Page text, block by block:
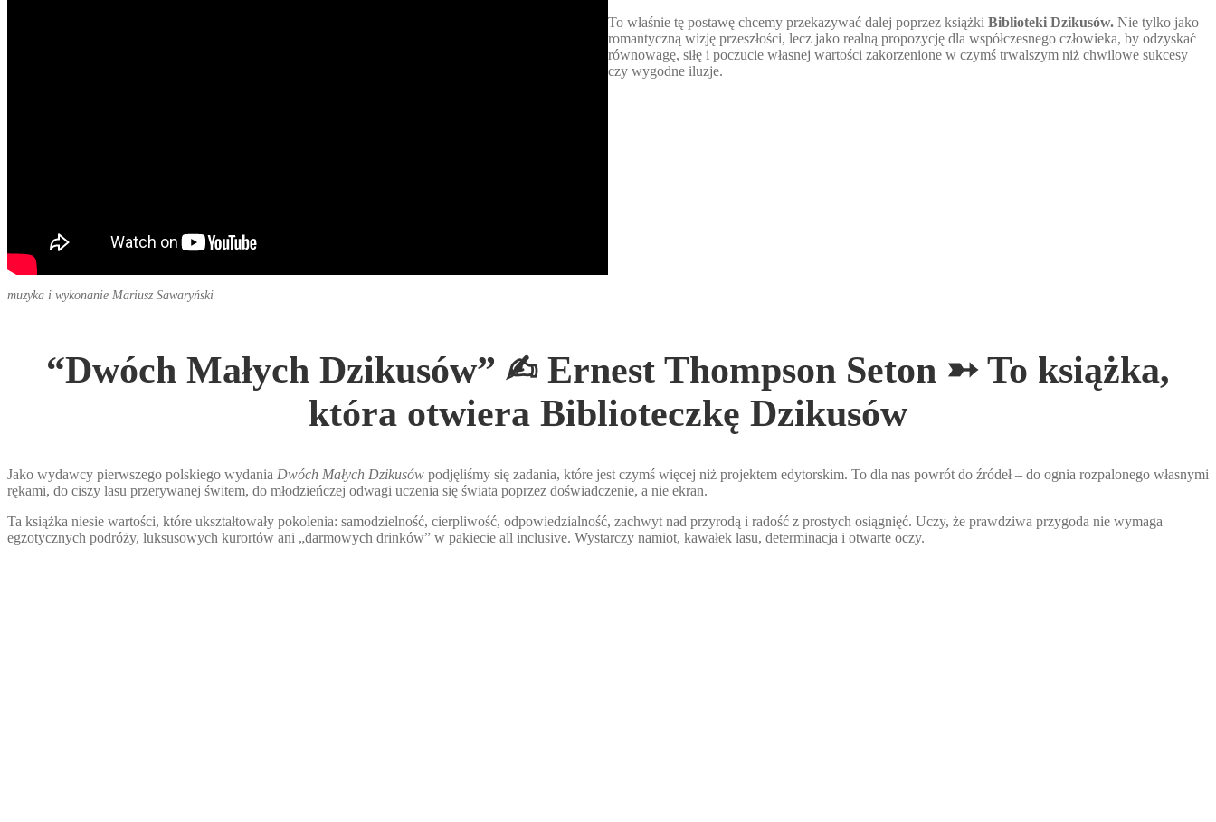
muzyka i wykonanie Mariusz Sawaryński
To właśnie tę postawę chcemy przekazywać dalej poprzez książki Biblioteki Dzikusów. Nie tylko jako
romantyczną wizję przeszłości, lecz jako realną propozycję dla współczesnego człowieka, by odzyskać
równowagę, siłę i poczucie własnej wartości zakorzenione w czymś trwalszym niż chwilowe sukcesy
czy wygodne iluzje.
“Dwóch Małych Dzikusów” ✍︎ Ernest Thompson Seton ➳ To książka,
która otwiera Biblioteczkę Dzikusów
Jako wydawcy pierwszego polskiego wydania Dwóch Małych Dzikusów podjęliśmy się zadania, które jest czymś więcej niż projektem edytorskim. To dla nas powrót do źródeł – do ognia rozpalonego własnymi
rękami, do ciszy lasu przerywanej świtem, do młodzieńczej odwagi uczenia się świata poprzez doświadczenie, a nie ekran.
Ta książka niesie wartości, które ukształtowały pokolenia: samodzielność, cierpliwość, odpowiedzialność, zachwyt nad przyrodą i radość z prostych osiągnięć. Uczy, że prawdziwa przygoda nie wymaga
egzotycznych podróży, luksusowych kurortów ani „darmowych drinków” w pakiecie all inclusive. Wystarczy namiot, kawałek lasu, determinacja i otwarte oczy.